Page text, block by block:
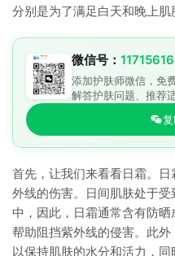
分别是为了满足白天和晚上肌
微信号： 11715616
添加护肤师微信，免
解答护肤问题、推荐
首先，让我们来看看日霜。
外线的伤害。日间肌肤处于
中，因此，日霜通常含有防
帮助阻挡紫外线的侵害。此外
以保持肌肤的水分和活力，